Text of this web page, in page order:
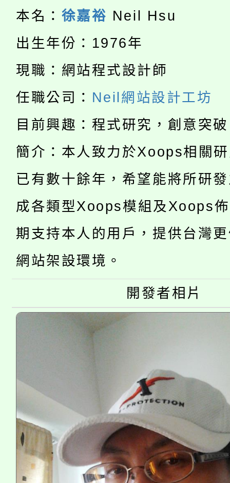
半價優惠，詳情可洽有
者。
份教師增能研習
大溪自造教育及科技中
份教師研習
淨零綠生活教案入校路
會
115年食農教育專業人
程
「本色祭」8/29、30在
場熱烈登場!
8/21下午1時於龍潭區
徵才活動。
局官網。
8月14至27日，桃園電
115年桃園市運動會8/
田徑場及游泳池舉行。
桃園市低收入戶享有免
視費優惠，中低收入戶
半價優惠，詳情可洽有
大園自造教育及科技中
份教師增能研習
大溪自造教育及科技中
份教師研習
淨零綠生活教案入校路
115年食農教育專業人
本名： 徐嘉裕 Neil Hsu
出生年份：1976年
現職：網站程式設計師
任職公司： Neil網站設計工坊
目前興趣：程式研究，創意突
簡介：本人致力於Xoops相關
已有數十餘年，希望能將所研
成各類型Xoops模組及Xoops
期支持本人的用戶，提供台灣
網站架設環境。
開發者相片